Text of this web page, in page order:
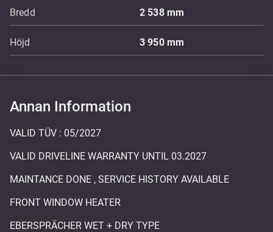
Bredd 2 538 mm
Höjd 3 950 mm
Annan Information
VALID TÜV : 05/2027
VALID DRIVELINE WARRANTY UNTIL 03.2027
MAINTANCE DONE , SERVICE HISTORY AVAILABLE
FRONT WINDOW HEATER
EBERSPRÄCHER WET + DRY TYPE